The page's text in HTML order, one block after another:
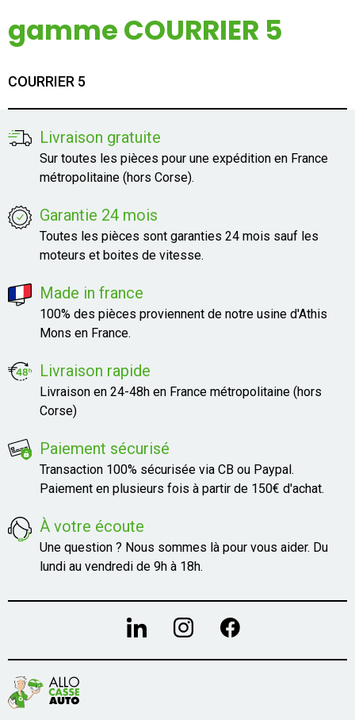
gamme COURRIER 5
COURRIER 5
Livraison gratuite
Sur toutes les pièces pour une expédition en France
métropolitaine (hors Corse).
Garantie 24 mois
Toutes les pièces sont garanties 24 mois sauf les
moteurs et boites de vitesse.
Made in france
100% des pièces proviennent de notre usine d'Athis
Mons en France.
Livraison rapide
Livraison en 24-48h en France métropolitaine (hors
Corse)
Paiement sécurisé
Transaction 100% sécurisée via CB ou Paypal.
Paiement en plusieurs fois à partir de 150€ d'achat.
À votre écoute
Une question ? Nous sommes là pour vous aider. Du
lundi au vendredi de 9h à 18h.